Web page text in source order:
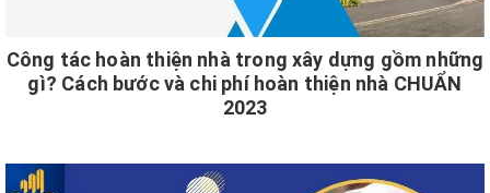
Công tác hoàn thiện nhà trong xây dựng gồm những
gì? Cách bước và chi phí hoàn thiện nhà CHUẨN
2023